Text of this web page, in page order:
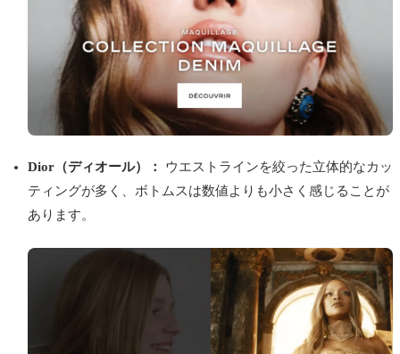
Dior（ディオール）：
ウエストラインを絞った立体的なカッ
ティングが多く、ボトムスは数値よりも小さく感じることが
あります。